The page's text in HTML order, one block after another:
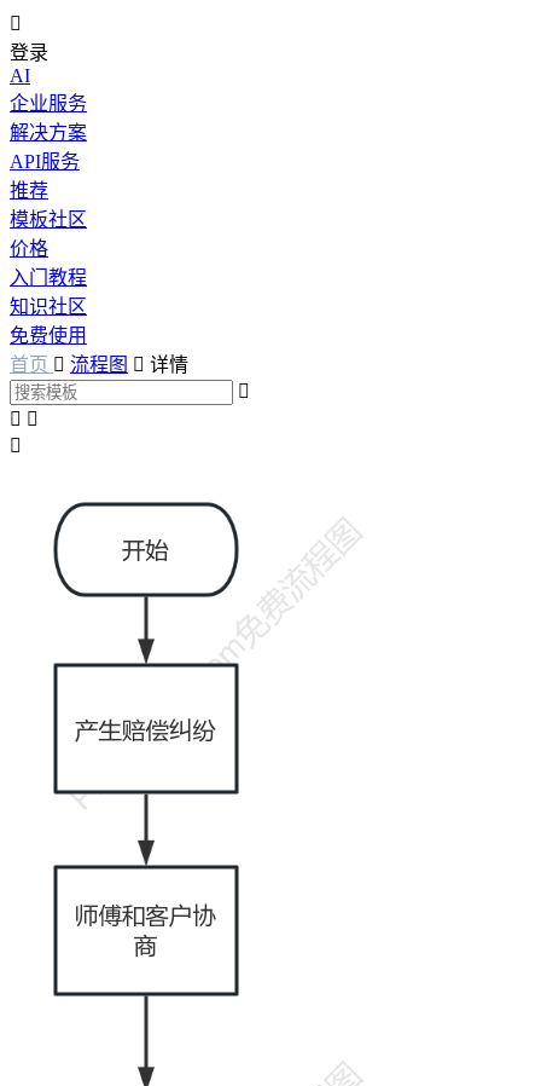

登录
AI
企业服务
解决方案
API服务
推荐
模板社区
价格
入门教程
知识社区
免费使用
首页  流程图  详情

 
